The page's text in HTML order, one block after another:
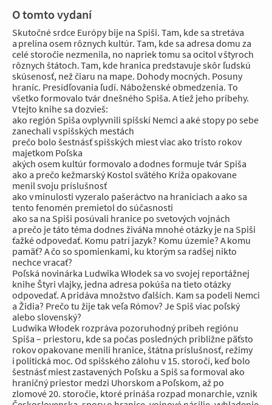
O tomto vydaní
Skutočné srdce Európy bije na Spiši. Tam, kde sa stretáva
a prelína osem rôznych kultúr. Tam, kde sa adresa domu za
celé storočie nezmenila, no napriek tomu sa ocitol v štyroch
rôznych štátoch. Tam, kde hranica predstavuje skôr ľudskú
skúsenosť, než čiaru na mape. Dohody mocných. Posuny
hraníc. Presídľovania ľudí. Náboženské obmedzenia. To
všetko formovalo tvár dnešného Spiša. A tiež jeho príbehy.
V tejto knihe sa dozvieš:
ako región Spiša ovplyvnili spišskí Nemci a aké stopy po sebe
zanechali v spišských mestách
prečo bolo šestnásť spišských miest viac ako tristo rokov
majetkom Poľska
akých osem kultúr formovalo a dodnes formuje tvár Spiša
ako a prečo kežmarský Kostol svätého Kríža opakovane
menil svoju príslušnosť
ako v minulosti vyzeralo pašeráctvo na hraniciach a ako sa
tento fenomén premietol do súčasnosti
ako sa na Spiši posúvali hranice po svetových vojnách
a prečo je táto téma dodnes živáNa mnohé otázky je na Spiši
ťažké odpovedať. Komu patrí jazyk? Komu územie? A komu
pamäť? A čo so spomienkami, ku ktorým sa radšej nikto
nechce vracať?
Poľská novinárka Ludwika Włodek sa vo svojej reportážnej
knihe Štyri vlajky, jedna adresa pokúša na tieto otázky
odpovedať. A pridáva množstvo ďalších. Kam sa podeli Nemci
a Židia? Prečo tu žije tak veľa Rómov? Je Spiš viac poľský
alebo slovenský?
Ludwika Włodek rozpráva pozoruhodný príbeh regiónu
Spiša – priestoru, kde sa počas posledných približne päťsto
rokov opakovane menili hranice, štátna príslušnosť, režimy
i politická moc. Od spišského zálohu v 15. storočí, keď bolo
šestnásť miest zastavených Poľsku a Spiš sa formoval ako
hraničný priestor medzi Uhorskom a Poľskom, až po
zlomové 20. storočie, ktoré prináša rozpad monarchie, vznik